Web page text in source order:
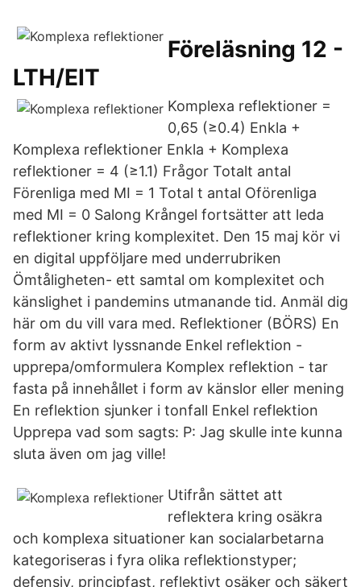
Föreläsning 12 -
LTH/EIT
Komplexa reflektioner =
0,65 (≥0.4) Enkla +
Komplexa reflektioner Enkla + Komplexa
reflektioner = 4 (≥1.1) Frågor Totalt antal
Förenliga med MI = 1 Total t antal Oförenliga
med MI = 0 Salong Krångel fortsätter att leda
reflektioner kring komplexitet. Den 15 maj kör vi
en digital uppföljare med underrubriken
Ömtåligheten- ett samtal om komplexitet och
känslighet i pandemins utmanande tid. Anmäl dig
här om du vill vara med. Reflektioner (BÖRS) En
form av aktivt lyssnande Enkel reflektion -
upprepa/omformulera Komplex reflektion - tar
fasta på innehållet i form av känslor eller mening
En reflektion sjunker i tonfall Enkel reflektion
Upprepa vad som sagts: P: Jag skulle inte kunna
sluta även om jag ville!
Utifrån sättet att
reflektera kring osäkra
och komplexa situationer kan socialarbetarna
kategoriseras i fyra olika reflektionstyper;
defensiv, principfast, reflektivt osäker och säkert